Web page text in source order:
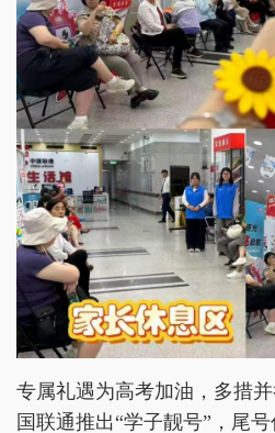
专属礼遇为高考加油，多措
国联通推出“学子靓号”，尾